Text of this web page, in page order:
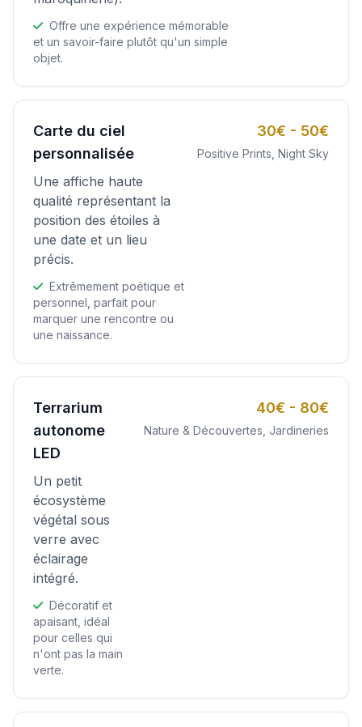
Offre une expérience mémorable
et un savoir-faire plutôt qu'un simple
objet.
Carte du ciel
personnalisée
Une affiche haute
qualité représentant la
position des étoiles à
une date et un lieu
précis.
Extrêmement poétique et
personnel, parfait pour
marquer une rencontre ou
une naissance.
30€ - 50€
Positive Prints, Night Sky
Terrarium
autonome
LED
Un petit
écosystème
végétal sous
verre avec
éclairage
intégré.
Décoratif et
apaisant, idéal
pour celles qui
n'ont pas la main
verte.
40€ - 80€
Nature & Découvertes, Jardineries